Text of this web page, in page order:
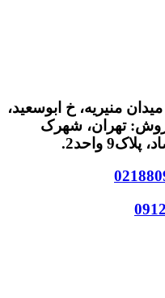
منیریه، خ ابوسعید،
فروش: تهران، شهرک
واحد2.